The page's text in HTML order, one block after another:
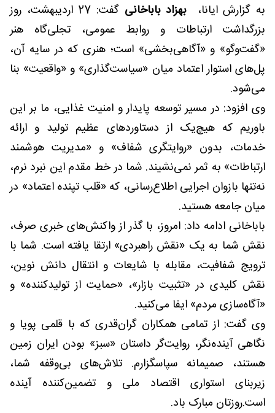
به گزارش ایانا، بهزاد باباخانی
گفت: 27 اردیبهشت، روز
بزرگداشت ارتباطات و روابط عمومی، تجلی‌گاه هنر
«گفت‌وگو» و «آگاهی‌بخشی» است؛ هنری که در سایه‌ آن،
پل‌های استوار اعتماد میان «سیاست‌گذاری» و «واقعیت» بنا
می‌شود.
وی افزود: در مسیر توسعه‌ پایدار و امنیت غذایی، ما بر این
باوریم که هیچ‌یک از دستاوردهای عظیم تولید و ارائه
خدمات، بدون «روایتگری شفاف» و «مدیریت هوشمند
ارتباطات» به ثمر نمی‌نشیند. شما در خط مقدم این نبرد نرم،
نه‌تنها بازوان اجرایی اطلاع‌رسانی، که «قلب تپنده‌ اعتماد» در
میان جامعه هستید.
باباخانی ادامه داد: امروز، با گذر از واکنش‌های خبری صرف،
نقش شما به یک «نقش راهبردی» ارتقا یافته است. شما با
ترویج شفافیت، مقابله با شایعات و انتقال دانش نوین،
نقش کلیدی در «تثبیت بازار»، «حمایت از تولیدکننده» و
«آگاه‌سازی مردم» ایفا می‌کنید.
وی گفت: از تمامی همکاران گران‌قدری که با قلمی پویا و
نگاهی آینده‌نگر، روایت‌گر داستان «سبز» بودن ایران‌ زمین
هستند، صمیمانه سپاسگزارم. تلاش‌های بی‌وقفه‌ شما،
زیربنای استواری اقتصاد ملی و تضمین‌کننده‌ آینده
است.روزتان مبارک باد.